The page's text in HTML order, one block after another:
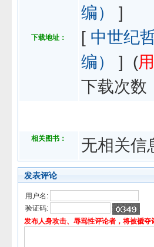
下载地址：
编）
]
[ 中世纪
编）
] (
下载次数
相关图书： 无相关信
发表评论
用户名:
验证码:
发布人身攻击、辱骂性评论者，将被褫夺